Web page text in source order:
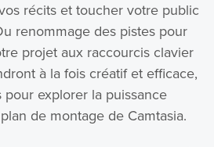
récits et toucher votre public
renommage des pistes pour
projet aux raccourcis clavier
à la fois créatif et efficace,
pour explorer la puissance
de montage de Camtasia.